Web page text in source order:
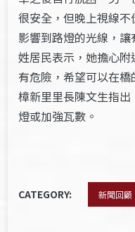
很安全，但晚上視線
影響到路燈的光線，
姓居民表示，她擔心
有危險，希望可以在橋
樟新里里長陳文生指
燈或加強瓦數。
CATEGORY: 新聞回顧